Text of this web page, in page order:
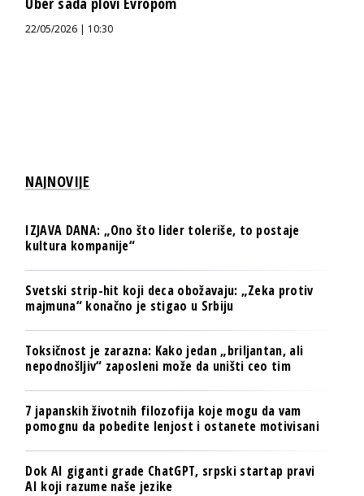
22/05/2026 | 10:30
NAJNOVIJE
IZJAVA DANA: „Ono što lider toleriše, to postaje
kultura kompanije“
Svetski strip-hit koji deca obožavaju: „Zeka protiv
majmuna“ konačno je stigao u Srbiju
Toksičnost je zarazna: Kako jedan „briljantan, ali
nepodnošljiv“ zaposleni može da uništi ceo tim
7 japanskih životnih filozofija koje mogu da vam
pomognu da pobedite lenjost i ostanete motivisani
Dok AI giganti grade ChatGPT, srpski startap pravi
AI koji razume naše jezike